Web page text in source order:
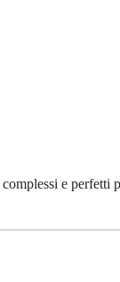
e perfetti